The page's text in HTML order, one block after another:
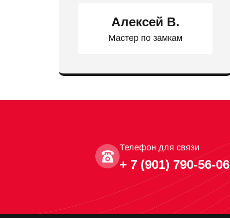
Алексей В.
Мастер по замкам
Телефон для связи
+ 7 (901) 790-56-06